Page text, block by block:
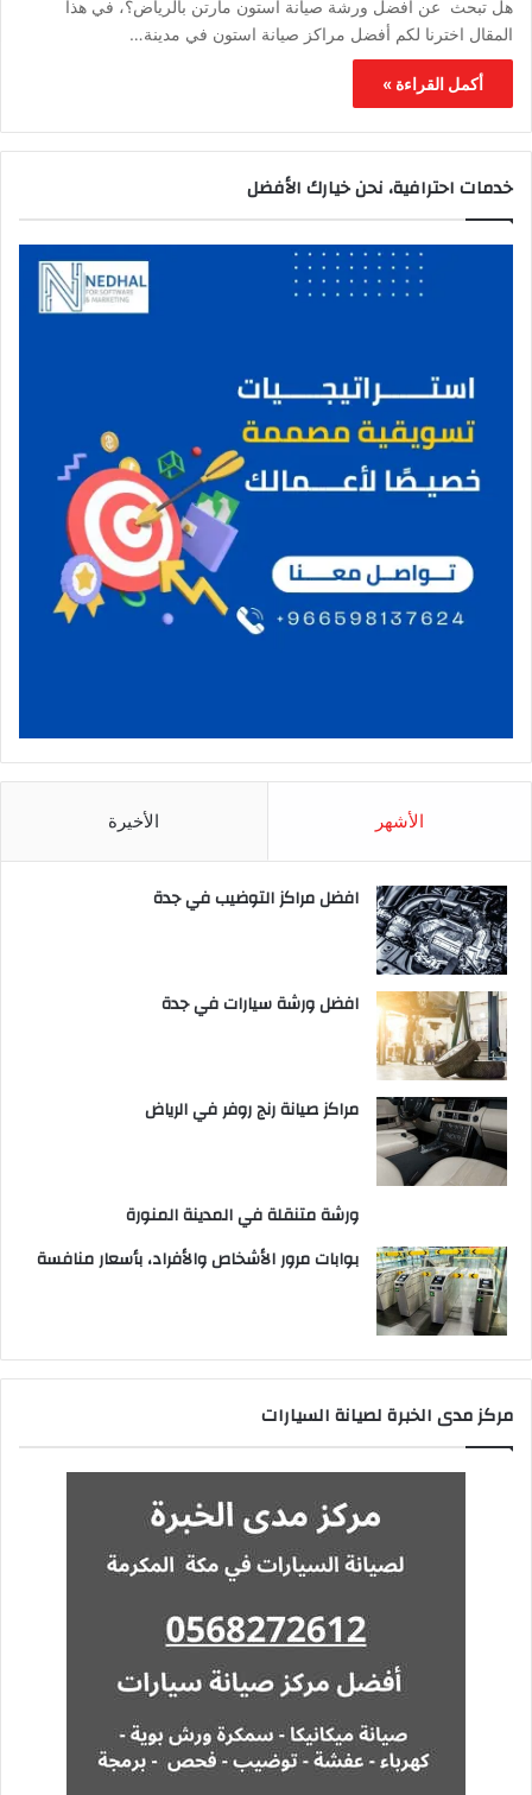
هل تبحث عن افضل ورشة صيانة استون مارتن بالرياض؟، في هذا
المقال اخترنا لكم أفضل مراكز صيانة استون في مدينة…
أكمل القراءة »
خدمات احترافية، نحن خيارك الأفضل
الأشهر الأخيرة
افضل مراكز التوضيب في جدة
افضل ورشة سيارات في جدة
مراكز صيانة رنج روفر في الرياض
ورشة متنقلة في المدينة المنورة
بوابات مرور الأشخاص والأفراد، بأسعار منافسة
مركز مدى الخبرة لصيانة السيارات